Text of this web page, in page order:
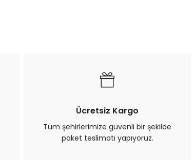
Ücretsiz Kargo
Tüm şehirlerimize güvenli bir şekilde
paket teslimatı yapıyoruz.